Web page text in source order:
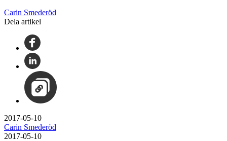
Carin Smederöd
Dela artikel
2017-05-10
Carin Smederöd
2017-05-10